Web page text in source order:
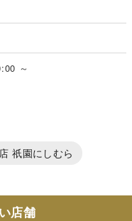
～
祇園にしむら
店舗